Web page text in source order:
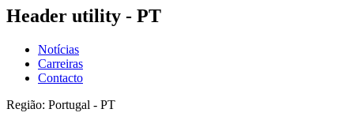
Header utility - PT
Notícias
Carreiras
Contacto
Região: Portugal - PT